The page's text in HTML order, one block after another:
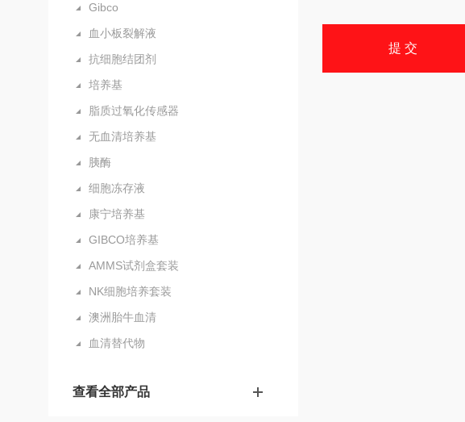
Gibco
血小板裂解液
抗细胞结团剂
培养基
脂质过氧化传感器
无血清培养基
胰酶
细胞冻存液
康宁培养基
GIBCO培养基
AMMS试剂盒套装
NK细胞培养套装
澳洲胎牛血清
血清替代物
查看全部产品